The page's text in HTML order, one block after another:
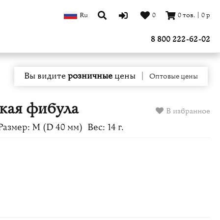
Ru 0 0тов. 0р
8 800 222-62-02
Вы видитерозничныецены Оптовые цены
В избранное
фибула
M (D 40 мм) Вес: 14 г.